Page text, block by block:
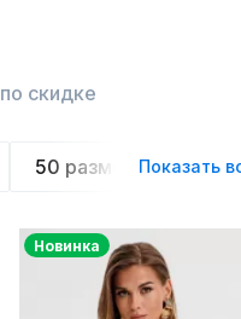
по скидке
50 размера 52
Показать
Новинка